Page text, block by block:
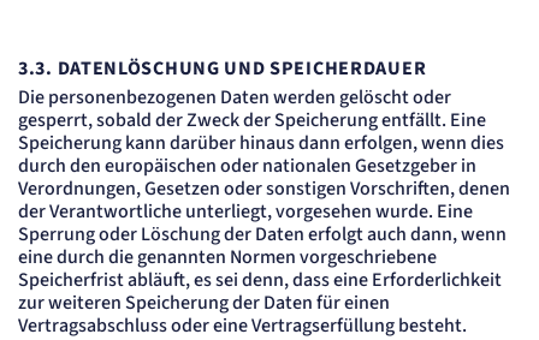
3.3. DATENLÖSCHUNG UND SPEICHERDAUER
Die personenbezogenen Daten werden gelöscht oder
gesperrt, sobald der Zweck der Speicherung entfällt. Eine
Speicherung kann darüber hinaus dann erfolgen, wenn dies
durch den europäischen oder nationalen Gesetzgeber in
Verordnungen, Gesetzen oder sonstigen Vorschriften, denen
der Verantwortliche unterliegt, vorgesehen wurde. Eine
Sperrung oder Löschung der Daten erfolgt auch dann, wenn
eine durch die genannten Normen vorgeschriebene
Speicherfrist abläuft, es sei denn, dass eine Erforderlichkeit
zur weiteren Speicherung der Daten für einen
Vertragsabschluss oder eine Vertragserfüllung besteht.